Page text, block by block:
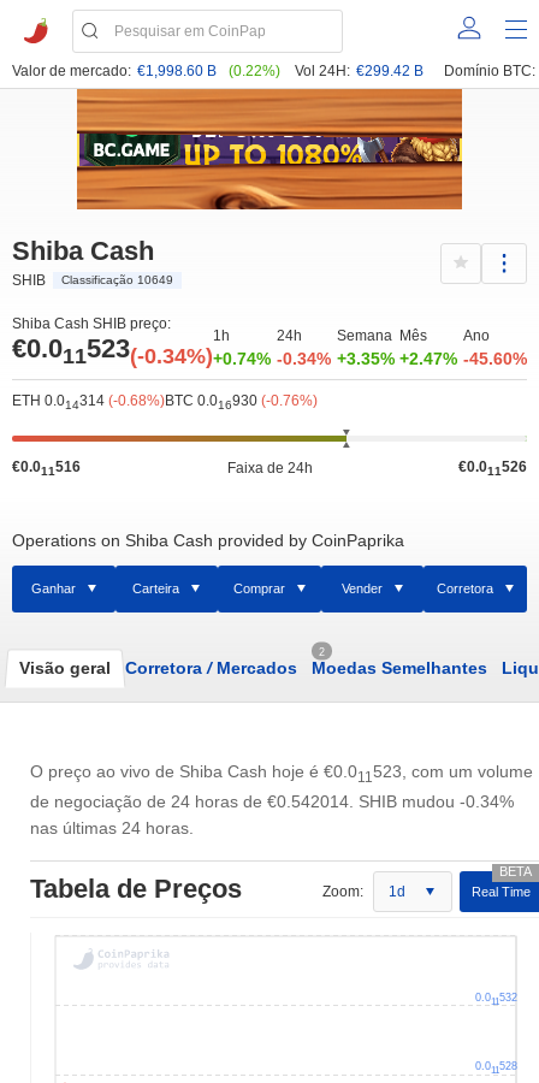
Valor de mercado: €1,998.60 B (0.22%) Vol 24H: €299.42 B Domínio BTC:
Shiba Cash
SHIB Classificação 10649
Shiba Cash SHIB preço:
€0.011523(-0.34%)
1h
+0.74%
24h
-0.34%
Semana
+3.35%
Mês
+2.47%
Ano
-45.60%
ETH 0.014314 (-0.68%)BTC 0.016930 (-0.76%)
€0.011516 Faixa de 24h €0.011526
Operations on Shiba Cash provided by CoinPaprika
Ganhar Carteira Comprar Vender Corretora
Visão geral Corretora /Mercados
2
Moedas Semelhantes
O preço ao vivo de Shiba Cash hoje é €0.011 523 , com um volume
de negociação de 24 horas de €0.542014 . SHIB mudou -0.34%
nas últimas 24 horas.
Tabela de Preços Zoom: 1d Real Time
0.011528
0.011532